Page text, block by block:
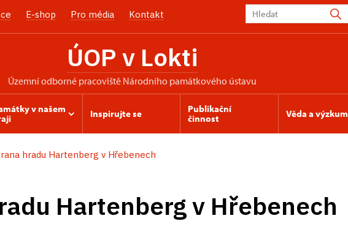
E-shop Pro média Kontakt
ÚOP v Lokti
územní odborné pracoviště Národního památkového ústavu
v našem
Inspirujte se
Publikační
činnost
Věda a výzkum
hradu Hartenberg v Hřebenech
Hartenberg v Hřebenech